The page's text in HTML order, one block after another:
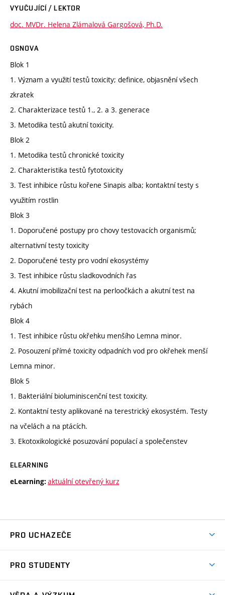
VYUČUJÍCÍ / LEKTOR
doc. MVDr. Helena Zlámalová Gargošová, Ph.D.
OSNOVA
Blok 1
1. Význam a využití testů toxicity; definice, objasnění všech
zkratek
2. Charakterizace testů 1., 2. a 3. generace
3. Metodika testů akutní toxicity.
Blok 2
1. Metodika testů chronické toxicity
2. Charakteristika testů fytotoxicity
3. Test inhibice růstu kořene Sinapis alba; kontaktní testy s
využitím rostlin
Blok 3
1. Doporučené postupy pro chovy testovacích organismů;
alternativní testy toxicity
2. Doporučené testy pro vodní ekosystémy
3. Test inhibice růstu sladkovodních řas
4. Akutní imobilizační test na perloočkách a akutní test na
rybách
Blok 4
1. Test inhibice růstu okřehku menšího Lemna minor.
2. Posouzení přímé toxicity odpadních vod pro okřehek menší
Lemna minor.
Blok 5
1. Bakteriální bioluminiscenční test toxicity.
2. Kontaktní testy aplikované na terestrický ekosystém. Testy
na včelách a na ptácích.
3. Ekotoxikologické posuzování populací a společenstev
ELEARNING
eLearning: aktuální otevřený kurz
PRO UCHAZEČE
Jak se dostat na FCH
PRO STUDENTY